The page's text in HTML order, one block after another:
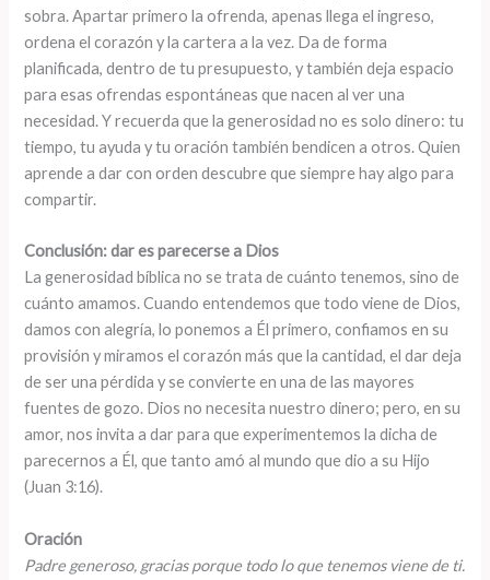
sobra. Apartar primero la ofrenda, apenas llega el ingreso,
ordena el corazón y la cartera a la vez. Da de forma
planificada, dentro de tu presupuesto, y también deja espacio
para esas ofrendas espontáneas que nacen al ver una
necesidad. Y recuerda que la generosidad no es solo dinero: tu
tiempo, tu ayuda y tu oración también bendicen a otros. Quien
aprende a dar con orden descubre que siempre hay algo para
compartir.
Conclusión: dar es parecerse a Dios
La generosidad bíblica no se trata de cuánto tenemos, sino de
cuánto amamos. Cuando entendemos que todo viene de Dios,
damos con alegría, lo ponemos a Él primero, confiamos en su
provisión y miramos el corazón más que la cantidad, el dar deja
de ser una pérdida y se convierte en una de las mayores
fuentes de gozo. Dios no necesita nuestro dinero; pero, en su
amor, nos invita a dar para que experimentemos la dicha de
parecernos a Él, que tanto amó al mundo que dio a su Hijo
(Juan 3:16).
Oración
Padre generoso, gracias porque todo lo que tenemos viene de ti.